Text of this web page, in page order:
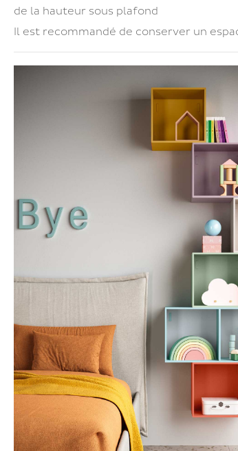
de la hauteur sous plafond
Il est recommandé de conserver un